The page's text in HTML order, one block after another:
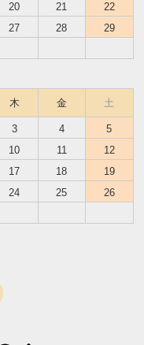
20 21
22
27 28
29
木 金 土
3 4
5
10 11
12
17 18
19
24 25
26